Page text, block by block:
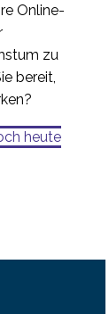
Online-
zu
bereit,
heute